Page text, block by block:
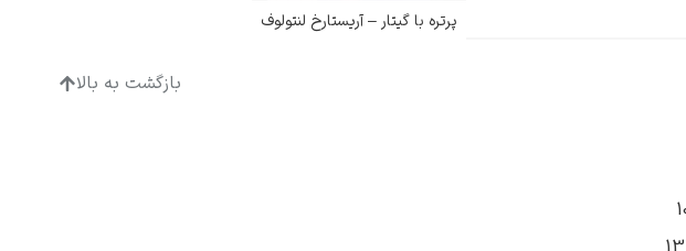
پرتره با گیتار – آریستارخ لنتولوف
بازگشت به بالا